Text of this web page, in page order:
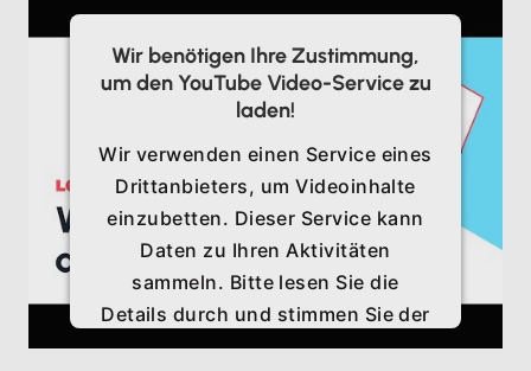
Wir benötigen Ihre Zustimmung,
um den YouTube Video-Service zu
laden!
Wir verwenden einen Service eines
Drittanbieters, um Videoinhalte
einzubetten. Dieser Service kann
Daten zu Ihren Aktivitäten
sammeln. Bitte lesen Sie die
Details durch und stimmen Sie der
Nutzung des Service zu, um